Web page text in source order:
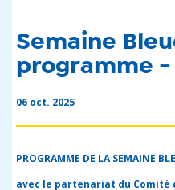
Semaine
programme -
06 oct. 2025
PROGRAMME DE LA SEMAINE
avec le partenariat du Comité